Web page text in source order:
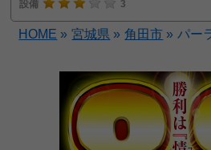
設備
3
HOME » 宮城県 » 角田市 » パー